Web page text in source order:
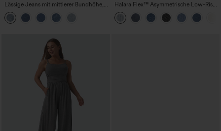
Lässige Jeans mit mittlerer Bundhöhe,
Kordelzug und Taschen
Halara Flex™ Asymmetrische Low-Rise-
Jeans mit Reißverschlusstaschen,
Baggy-Stil, weitem Bein, gewaschen,
lässig